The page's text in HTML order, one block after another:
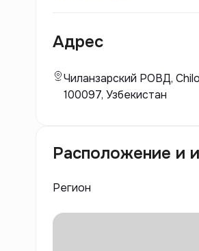
среды, соответствующей
Адрес
Чиланзарский РОВД,
100097, Узбекистан
Расположение и
Регион